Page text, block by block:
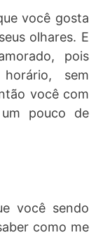
você gosta
olhares. E
pois
sem
você com
pouco de
você sendo
como me